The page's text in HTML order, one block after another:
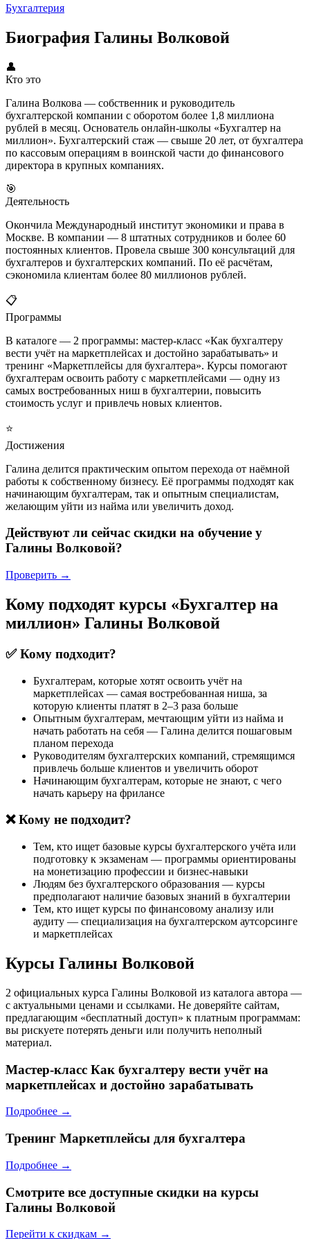
Бухгалтерия
Биография Галины Волковой
👤
Кто это
Галина Волкова — собственник и руководитель
бухгалтерской компании с оборотом более 1,8 миллиона
рублей в месяц. Основатель онлайн-школы «Бухгалтер на
миллион». Бухгалтерский стаж — свыше 20 лет, от бухгалтера
по кассовым операциям в воинской части до финансового
директора в крупных компаниях.
🎯
Деятельность
Окончила Международный институт экономики и права в
Москве. В компании — 8 штатных сотрудников и более 60
постоянных клиентов. Провела свыше 300 консультаций для
бухгалтеров и бухгалтерских компаний. По её расчётам,
сэкономила клиентам более 80 миллионов рублей.
📋
Программы
В каталоге — 2 программы: мастер-класс «Как бухгалтеру
вести учёт на маркетплейсах и достойно зарабатывать» и
тренинг «Маркетплейсы для бухгалтера». Курсы помогают
бухгалтерам освоить работу с маркетплейсами — одну из
самых востребованных ниш в бухгалтерии, повысить
стоимость услуг и привлечь новых клиентов.
⭐
Достижения
Галина делится практическим опытом перехода от наёмной
работы к собственному бизнесу. Её программы подходят как
начинающим бухгалтерам, так и опытным специалистам,
желающим уйти из найма или увеличить доход.
Действуют ли сейчас скидки на обучение у
Галины Волковой?
Проверить →
Кому подходят курсы «Бухгалтер на
миллион» Галины Волковой
✅ Кому подходит?
Бухгалтерам, которые хотят освоить учёт на
маркетплейсах — самая востребованная ниша, за
которую клиенты платят в 2–3 раза больше
Опытным бухгалтерам, мечтающим уйти из найма и
начать работать на себя — Галина делится пошаговым
планом перехода
Руководителям бухгалтерских компаний, стремящимся
привлечь больше клиентов и увеличить оборот
Начинающим бухгалтерам, которые не знают, с чего
начать карьеру на фрилансе
❌ Кому не подходит?
Тем, кто ищет базовые курсы бухгалтерского учёта или
подготовку к экзаменам — программы ориентированы
на монетизацию профессии и бизнес-навыки
Людям без бухгалтерского образования — курсы
предполагают наличие базовых знаний в бухгалтерии
Тем, кто ищет курсы по финансовому анализу или
аудиту — специализация на бухгалтерском аутсорсинге
и маркетплейсах
Курсы Галины Волковой
2 официальных курса Галины Волковой из каталога автора —
с актуальными ценами и ссылками. Не доверяйте сайтам,
предлагающим «бесплатный доступ» к платным программам:
вы рискуете потерять деньги или получить неполный
материал.
Мастер-класс Как бухгалтеру вести учёт на
маркетплейсах и достойно зарабатывать
Подробнее →
Тренинг Маркетплейсы для бухгалтера
Подробнее →
Смотрите все доступные скидки на курсы
Галины Волковой
Перейти к скидкам →